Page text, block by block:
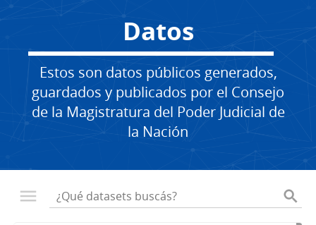
Datos
Estos son datos públicos generados,
guardados y publicados por el Consejo
de la Magistratura del Poder Judicial de
la Nación